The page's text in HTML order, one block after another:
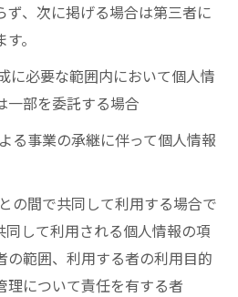
ず、次に掲げる場合は第三者に
。
に必要な範囲内において個人情
一部を委託する場合
る事業の承継に伴って個人情報
の間で共同して利用する場合で
同して利用される個人情報の項
の範囲、利用する者の利用目的
理について責任を有する者